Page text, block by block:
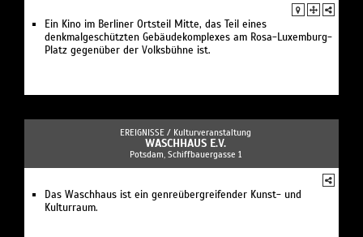
Ein Kino im Berliner Ortsteil Mitte, das Teil eines
denkmalgeschützten Gebäudekomplexes am Rosa-Luxemburg-
Platz gegenüber der Volksbühne ist.
EREIGNISSE / Kulturveranstaltung
WASCHHAUS E.V.
Potsdam, Schiffbauergasse 1
Das Waschhaus ist ein genreübergreifender Kunst- und
Kulturraum.